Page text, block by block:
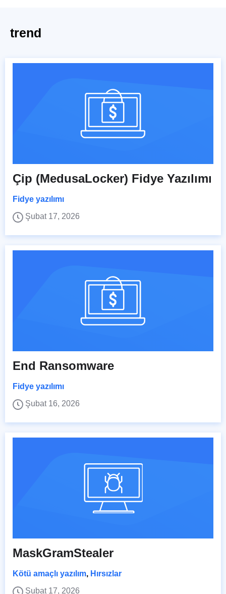
trend
Çip (MedusaLocker) Fidye Yazılımı
Fidye yazılımı
Şubat 17, 2026
End Ransomware
Fidye yazılımı
Şubat 16, 2026
MaskGramStealer
Kötü amaçlı yazılım, Hırsızlar
Şubat 17, 2026